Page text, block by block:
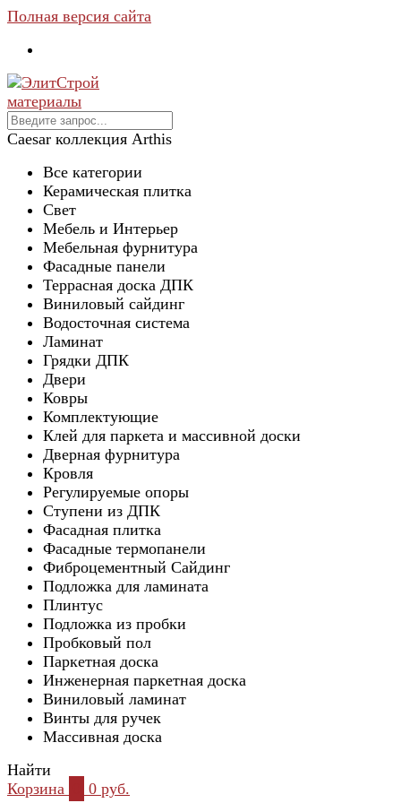
Полная версия сайта
Caesar коллекция Arthis
Все категории
Керамическая плитка
Свет
Мебель и Интерьер
Мебельная фурнитура
Фасадные панели
Террасная доска ДПК
Виниловый сайдинг
Водосточная система
Ламинат
Грядки ДПК
Двери
Ковры
Комплектующие
Клей для паркета и массивной доски
Дверная фурнитура
Кровля
Регулируемые опоры
Ступени из ДПК
Фасадная плитка
Фасадные термопанели
Фиброцементный Сайдинг
Подложка для ламината
Плинтус
Подложка из пробки
Пробковый пол
Паркетная доска
Инженерная паркетная доска
Виниловый ламинат
Винты для ручек
Массивная доска
Найти
Корзина
0 руб.